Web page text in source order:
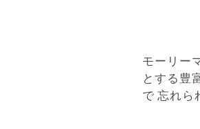
モーリー
とする豊
で 忘れら